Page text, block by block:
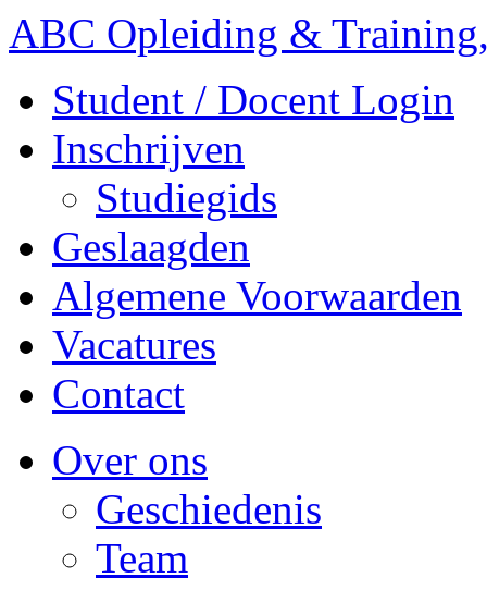
ABC Opleiding &
Student / Docent Login
Inschrijven
Studiegids
Geslaagden
Algemene Voorwaarden
Vacatures
Contact
Over ons
Geschiedenis
Team